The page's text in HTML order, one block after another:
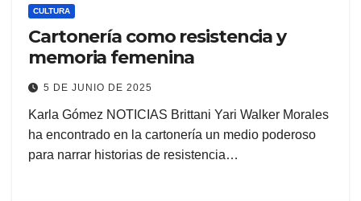
CULTURA
Cartonería como resistencia y
memoria femenina
5 DE JUNIO DE 2025
Karla Gómez NOTICIAS Brittani Yari Walker Morales
ha encontrado en la cartonería un medio poderoso
para narrar historias de resistencia…